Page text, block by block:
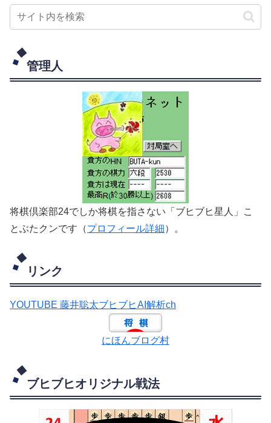
管理人
将棋倶楽部24でしか将棋を指さない「ブヒブヒ星人」こ
とぶたクンです（プロフィール詳細）。
リンク
YOUTUBE 藤井聡太ブヒブヒAI解析ch
にほんブログ村
ブヒブヒオリジナル戦法